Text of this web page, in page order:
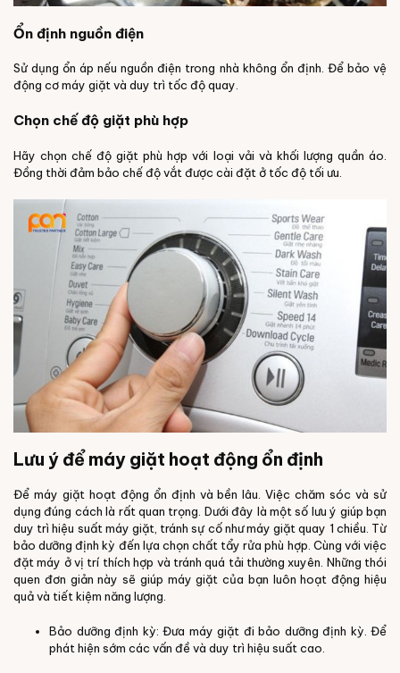
Ổn định nguồn điện
Sử dụng ổn áp nếu nguồn điện trong nhà không ổn định. Để bảo vệ
động cơ máy giặt và duy trì tốc độ quay.
Chọn chế độ giặt phù hợp
Hãy chọn chế độ giặt phù hợp với loại vải và khối lượng quần áo.
Đồng thời đảm bảo chế độ vắt được cài đặt ở tốc độ tối ưu.
Lưu ý để máy giặt hoạt động ổn định
Để máy giặt hoạt động ổn định và bền lâu. Việc chăm sóc và sử
dụng đúng cách là rất quan trọng. Dưới đây là một số lưu ý giúp bạn
duy trì hiệu suất máy giặt, tránh sự cố như máy giặt quay 1 chiều. Từ
bảo dưỡng định kỳ đến lựa chọn chất tẩy rửa phù hợp. Cùng với việc
đặt máy ở vị trí thích hợp và tránh quá tải thường xuyên. Những thói
quen đơn giản này sẽ giúp máy giặt của bạn luôn hoạt động hiệu
quả và tiết kiệm năng lượng.
Bảo dưỡng định kỳ: Đưa máy giặt đi bảo dưỡng định kỳ. Để
phát hiện sớm các vấn đề và duy trì hiệu suất cao.